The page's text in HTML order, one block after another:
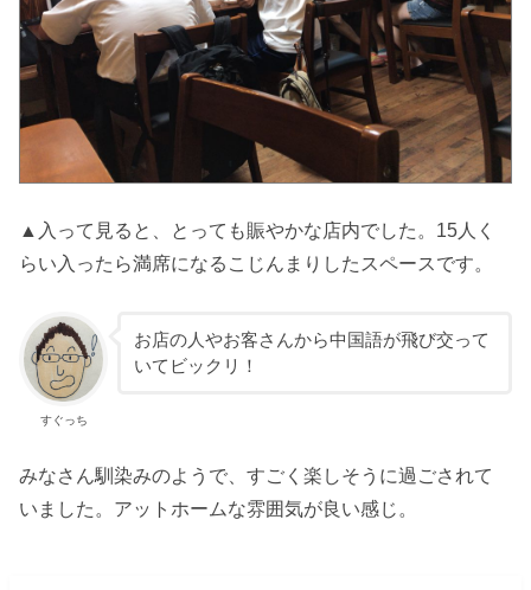
▲入って見ると、とっても賑やかな店内でした。15人く
らい入ったら満席になるこじんまりしたスペースです。
すぐっち
お店の人やお客さんから中国語が飛び交って
いてビックリ！
みなさん馴染みのようで、すごく楽しそうに過ごされて
いました。アットホームな雰囲気が良い感じ。